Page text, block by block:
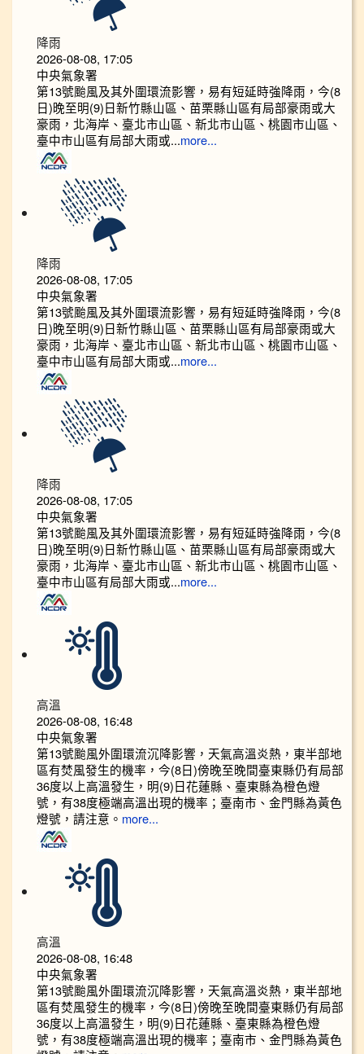
降雨
2026-08-08, 17:05
中央氣象署
第13號颱風及其外圍環流影響，易有短延時強降雨，今(8
日)晚至明(9)日新竹縣山區、苗栗縣山區有局部豪雨或大
豪雨，北海岸、臺北市山區、新北市山區、桃園市山區、
臺中市山區有局部大雨或...more...
降雨
2026-08-08, 17:05
中央氣象署
第13號颱風及其外圍環流影響，易有短延時強降雨，今(8
日)晚至明(9)日新竹縣山區、苗栗縣山區有局部豪雨或大
豪雨，北海岸、臺北市山區、新北市山區、桃園市山區、
臺中市山區有局部大雨或...more...
降雨
2026-08-08, 17:05
中央氣象署
第13號颱風及其外圍環流影響，易有短延時強降雨，今(8
日)晚至明(9)日新竹縣山區、苗栗縣山區有局部豪雨或大
豪雨，北海岸、臺北市山區、新北市山區、桃園市山區、
臺中市山區有局部大雨或...more...
高溫
2026-08-08, 16:48
中央氣象署
第13號颱風外圍環流沉降影響，天氣高溫炎熱，東半部地
區有焚風發生的機率，今(8日)傍晚至晚間臺東縣仍有局部
36度以上高溫發生，明(9)日花蓮縣、臺東縣為橙色燈
號，有38度極端高溫出現的機率；臺南市、金門縣為黃色
燈號，請注意。 more...
高溫
2026-08-08, 16:48
中央氣象署
第13號颱風外圍環流沉降影響，天氣高溫炎熱，東半部地
區有焚風發生的機率，今(8日)傍晚至晚間臺東縣仍有局部
36度以上高溫發生，明(9)日花蓮縣、臺東縣為橙色燈
號，有38度極端高溫出現的機率；臺南市、金門縣為黃色